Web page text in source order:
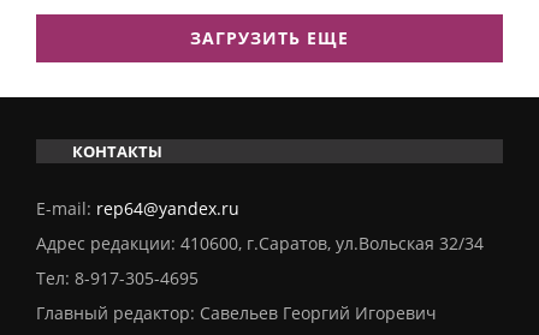
ЗАГРУЗИТЬ ЕЩЕ
КОНТАКТЫ
E-mail: rep64@yandex.ru
Адрес редакции: 410600, г.Саратов, ул.Вольская 32/34
Тел: 8-917-305-4695
Главный редактор: Савельев Георгий Игоревич